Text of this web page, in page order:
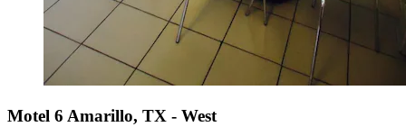
Motel 6 Amarillo, TX - West